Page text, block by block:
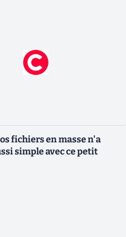
fichiers en masse n'a
simple avec ce petit